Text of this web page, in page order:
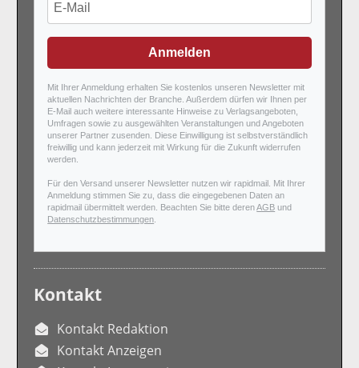
Anmelden
Mit Ihrer Anmeldung erhalten Sie kostenlos unseren Newsletter mit
aktuellen Nachrichten der Branche. Außerdem dürfen wir Ihnen per
E-Mail auch weitere interessante Hinweise zu Verlagsangeboten,
Umfragen sowie zu ausgewählten Veranstaltungen und Angeboten
unserer Partner zusenden. Diese Einwilligung ist selbstverständlich
freiwillig und kann jederzeit mit Wirkung für die Zukunft widerrufen
werden.
Für den Versand unserer Newsletter nutzen wir rapidmail. Mit Ihrer
Anmeldung stimmen Sie zu, dass die eingegebenen Daten an
rapidmail übermittelt werden. Beachten Sie bitte derenAGB und
Datenschutzbestimmungen
Kontakt
Kontakt Redaktion
Kontakt Anzeigen